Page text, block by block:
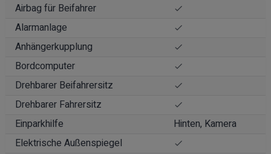
Airbag für Beifahrer
Alarmanlage
Anhängerkupplung
Bordcomputer
Drehbarer Beifahrersitz
Drehbarer Fahrersitz
Einparkhilfe
Hinten, Kamera
Elektrische Außenspiegel